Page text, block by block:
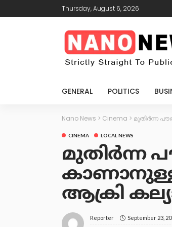
Thursday, August 6, 2026
GENERAL POLITICS
Nano News > Cinema > മുതിർന്ന
CINEMA LOCAL NEWS
മുതിർന്ന
ആക്രി
Reporter September 23,